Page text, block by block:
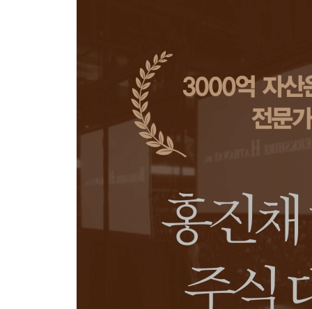
열어보면 대충 다 나와요
경영진의 깊이
주주환원에 대하여
12. 피셔, 한 가지 발차기
성장주 집중투자
레슨 1. 기업의 성장은 무한하다
레슨 2. 위대한 기업이 위대한 주식이 되는 마법
레슨 3. 사야 할 때, 팔지 말아야 할 때
사실 수집에 대하여
다시, 여기서 그만두셔도 됩니다